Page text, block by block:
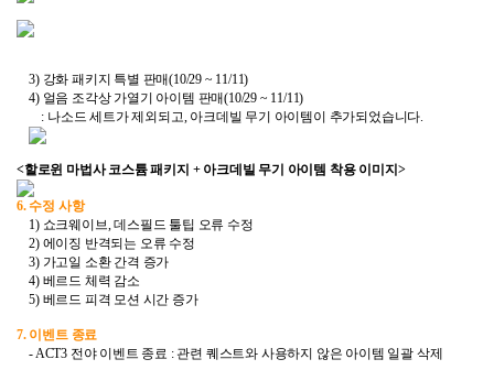
3) 강화 패키지 특별 판매(10/29 ~ 11/11)
4) 얼음 조각상 가열기 아이템 판매(10/29 ~ 11/11)
: 나소드 세트가 제외되고, 아크데빌 무기 아이템이 추가되었습니다.
<할로윈 마법사 코스튬 패키지 + 아크데빌 무기 아이템 착용 이미지>
6. 수정 사항
1) 쇼크웨이브, 데스필드 툴팁 오류 수정
2) 에이징 반격되는 오류 수정
3) 가고일 소환 간격 증가
4) 베르드 체력 감소
5) 베르드 피격 모션 시간 증가
7. 이벤트 종료
- ACT3 전야 이벤트 종료 : 관련 퀘스트와 사용하지 않은 아이템 일괄 삭제